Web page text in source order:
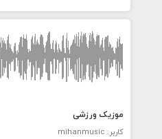
موزیک ورزشی
کاربر: mihanmusic